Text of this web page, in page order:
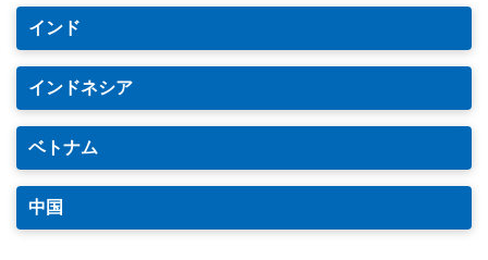
インド
インドネシア
ベトナム
中国